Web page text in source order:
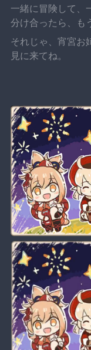
一緒に冒険して、
分け合ったら、も
それじゃ、宵宮お
見に来てね。